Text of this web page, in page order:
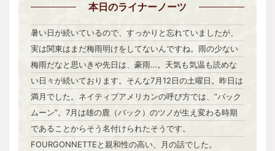
本日のライナーノーツ
暑い日が続いているので、すっかりと忘れていましたが、
実は関東はまだ梅雨明けをしてないんですね。雨の少ない
梅雨だなと思いきや先日は、豪雨…。天気も気温も読めな
い日々が続いております。そんな7月12日の土曜日。昨日は
満月でした。ネイティブアメリカンの呼び方では、“バック
ムーン”。7月は雄の鹿（バック）のツノが生え変わる時期
であることからそう名付けられたそうです。
FOURGONNETTEと親和性の高い、月の話でした。